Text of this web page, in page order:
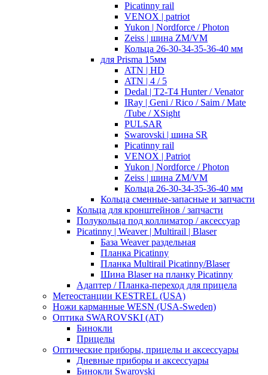
Picatinny rail
VENOX | patriot
Yukon | Nordforce / Photon
Zeiss | шина ZM/VM
Кольца 26-30-34-35-36-40 мм
для Prisma 15мм
ATN | HD
ATN | 4 / 5
Dedal | T2-T4 Hunter / Venator
IRay | Geni / Rico / Saim / Mate
/Tube / XSight
PULSAR
Swarovski | шина SR
Picatinny rail
VENOX | Patriot
Yukon | Nordforce / Photon
Zeiss | шина ZM/VM
Кольца 26-30-34-35-36-40 мм
Кольца сменные-запасные и запчасти
Кольца для кронштейнов / запчасти
Полукольца под коллиматор / аксессуар
Picatinny | Weaver | Multirail | Blaser
База Weaver раздельная
Планка Picatinny
Планка Multirail Picatinny/Blaser
Шина Blaser на планку Picatinny
Адаптер / Планка-переход для прицела
Метеостанции KESTREL (USA)
Ножи карманные WESN (USA-Sweden)
Оптика SWAROVSKI (AT)
Бинокли
Прицелы
Оптические приборы, прицелы и аксессуары
Дневные приборы и аксессуары
Бинокли Swarovski